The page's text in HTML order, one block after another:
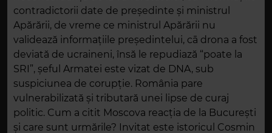
contradictorii date de președinte și ministrul
Apărării, de vreme ce ministrul Apărării nu
validează informațiile președintelui, cā drona a fost
deviată de ucraineni, însă le repudiază “poate la
SRI”, șeful Armatei este vizat de DNA, sub
suspiciunea de corupție. România pare
vulnerabilizată și tributară unei lipse de curaj
politic. Cum a citit Moscova reacția de la București
și care sunt urmările? Invitat este istoricul Cosmin